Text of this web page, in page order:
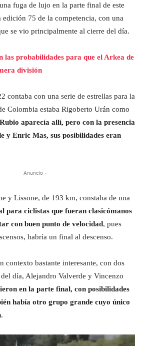
fuga de lujo en la parte final de este
edición 75 de la competencia, con una
se vio principalmente al cierre del día.
las probabilidades para que el Arkea de
división
contaba con una serie de estrellas para la
Colombia estaba Rigoberto Urán como
aparecía allí, pero con la presencia
y Enric Mas, sus posibilidades eran
- Anuncio -
y Lissone, de 193 km, constaba de una
para ciclistas que fueran clasicómanos
con buen punto de velocidad, pues
habría un final al descenso.
contexto bastante interesante, con dos
día, Alejandro Valverde y Vincenzo
en la parte final, con posibilidades
había otro grupo grande cuyo único
.